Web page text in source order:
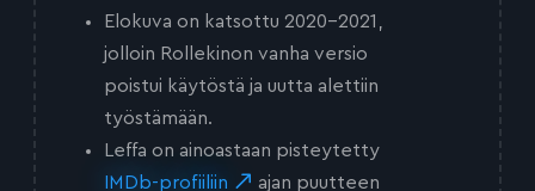
Elokuva on katsottu 2020-2021,
jolloin Rollekinon vanha versio
poistui käytöstä ja uutta alettiin
työstämään.
Leffa on ainoastaan pisteytetty
IMDb-profiiliin
ajan puutteen